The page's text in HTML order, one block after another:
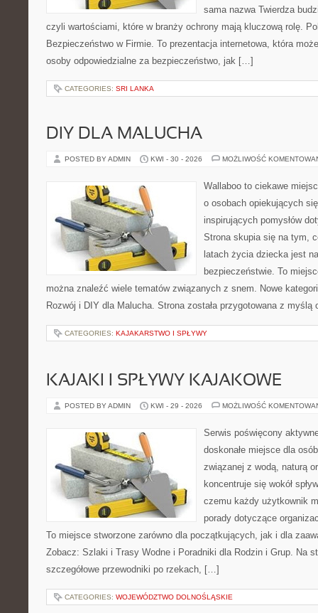
sama nazwa Twierdza
czyli wartościami, które w branży ochrony mają kluczową rolę.
Bezpieczeństwo w Firmie. To prezentacja internetowa, która
osoby odpowiedzialne za bezpieczeństwo, jak […]
CATEGORIES: SRI LANKA
DIY DLA MALUCHA
POSTED BY ADMIN KWI - 30 - 2026 MOŻLIWOŚĆ
Wallaboo to ciekawe
o osobach opiekujących
inspirujących pomysłów
Strona skupia się na tym,
latach życia dziecka jest
bezpieczeństwie. To
można znaleźć wiele tematów związanych z snem. Nowe
Rozwój i DIY dla Malucha. Strona została przygotowana z
CATEGORIES: KAJAKARSTWO I SPŁYWY
KAJAKI I SPŁYWY KAJAKOWE
POSTED BY ADMIN KWI - 29 - 2026 MOŻLIWOŚĆ
Serwis poświęcony
doskonałe miejsce dla
związanej z wodą, naturą
koncentruje się wokół
czemu każdy użytkownik
porady dotyczące
To miejsce stworzone zarówno dla początkujących, jak i dla
Zobacz: Szlaki i Trasy Wodne i Poradniki dla Rodzin i Grup. Na
szczegółowe przewodniki po rzekach, […]
CATEGORIES: WOJEWÓDZTWO DOLNOŚLĄSKIE